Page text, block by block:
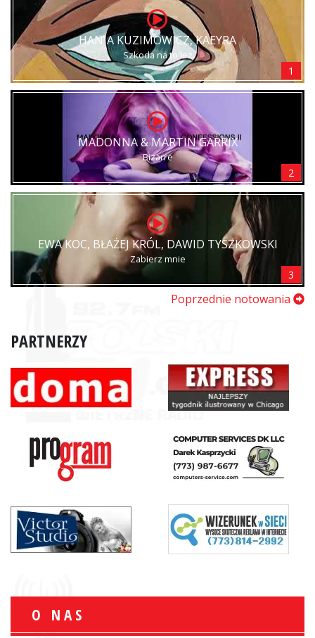
HANIA KUZIMOWICZ, KAEYRA
Szkoda na to łez
1
MADONNA & MARTIN GARRIX
Bizarre
2
EWA KOC, BŁAŻEJ KRÓL, DAWID TYSZKOWSKI
Zabierz mnie
3
Poprzednie notowania
PARTNERZY
O NAS